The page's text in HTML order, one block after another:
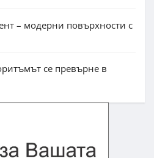
– модерни повърхности с
се превърне в